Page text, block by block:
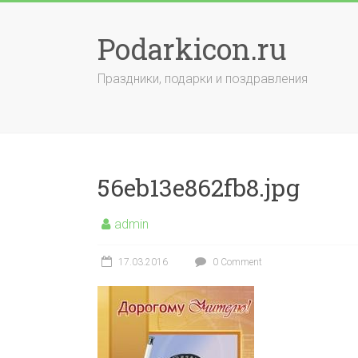
Podarkicon.ru
Праздники, подарки и поздравления
56eb13e862fb8.jpg
admin
17.03.2016 0 Comment